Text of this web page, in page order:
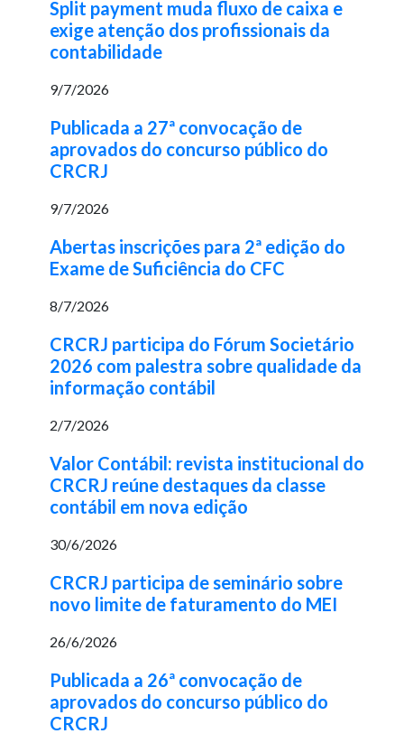
Split payment muda fluxo de caixa e
exige atenção dos profissionais da
contabilidade
9/7/2026
Publicada a 27ª convocação de
aprovados do concurso público do
CRCRJ
9/7/2026
Abertas inscrições para 2ª edição do
Exame de Suficiência do CFC
8/7/2026
CRCRJ participa do Fórum Societário
2026 com palestra sobre qualidade da
informação contábil
2/7/2026
Valor Contábil: revista institucional do
CRCRJ reúne destaques da classe
contábil em nova edição
30/6/2026
CRCRJ participa de seminário sobre
novo limite de faturamento do MEI
26/6/2026
Publicada a 26ª convocação de
aprovados do concurso público do
CRCRJ